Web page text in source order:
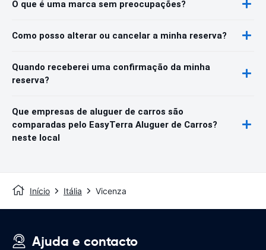
O que é uma marca sem preocupações?
Como posso alterar ou cancelar a minha reserva?
Quando receberei uma confirmação da minha
reserva?
Que empresas de aluguer de carros são
comparadas pelo EasyTerra Aluguer de Carros?
neste local
Início Itália Vicenza
Ajuda e contacto